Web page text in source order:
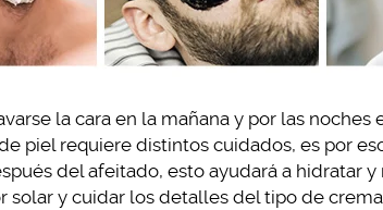
la cara en la mañana y por las noches
piel requiere distintos cuidados, es por
del afeitado, esto ayudará a hidratar
solar y cuidar los detalles del tipo de